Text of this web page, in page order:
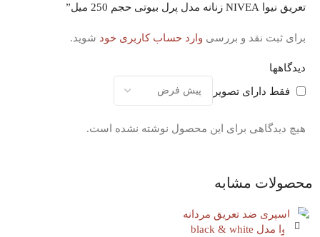
دیدگاهها
فقط دارای تصویر
هیچ دیدگاهی برای این محصول نوشته نشده است.
تعریق نیوا NIVEA زنانه مدل پرل بیوتی حجم 250 میل”
برای ثبت نقد و بررسی وارد حساب کاربری خود شوید.
محصولات مشابه